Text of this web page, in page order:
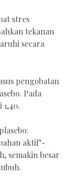
stres
tekanan
secara
pengobatan
Pada
1,40.
aktif"-
semakin besar